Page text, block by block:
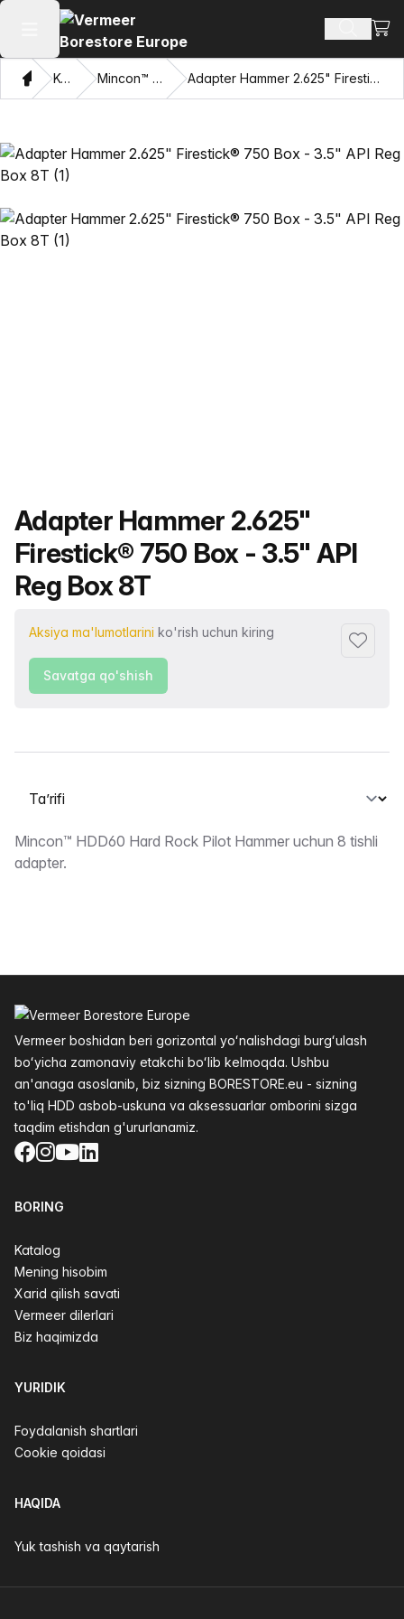
Asosiy menyuni ochish
Bosh sahifa
Katalog Mincon™ HDD bolg'alar Adapter Hammer 2.625" Firestick® 750 Box - 3.5" API Reg Box 8T
Mahsulot nomi
Adapter Hammer 2.625"
Firestick® 750 Box - 3.5" API
Reg Box 8T
Aksiya ma'lumotlarini ko'rish uchun kiring
Savatga qo'shish
Yorliqni tanlash
Taʼrifi
Mincon™ HDD60 Hard Rock Pilot Hammer uchun 8 tishli
adapter.
Vermeer boshidan beri gorizontal yoʻnalishdagi burgʻulash
boʻyicha zamonaviy etakchi boʻlib kelmoqda. Ushbu
an'anaga asoslanib, biz sizning BORESTORE.eu - sizning
to'liq HDD asbob-uskuna va aksessuarlar omborini sizga
taqdim etishdan g'ururlanamiz.
Facebook
Instagram
YouTube
LinkedIn
BORING
Katalog
Mening hisobim
Xarid qilish savati
Vermeer dilerlari
Biz haqimizda
YURIDIK
Foydalanish shartlari
Cookie qoidasi
HAQIDA
Yuk tashish va qaytarish